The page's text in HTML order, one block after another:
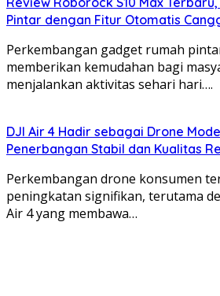
Pintar dengan Fitur Otomatis
Perkembangan gadget rumah
memberikan kemudahan bagi
menjalankan aktivitas sehari hari….
DJI Air 4 Hadir sebagai Drone
Penerbangan Stabil dan Kualitas
Perkembangan drone konsumen
peningkatan signifikan, terutama
Air 4 yang membawa…